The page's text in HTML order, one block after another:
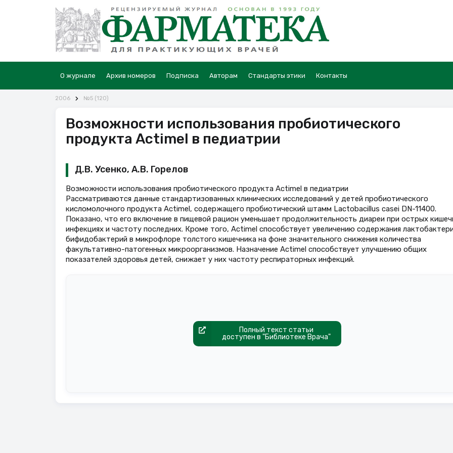
О журнале Архив номеров Подписка Авторам Стандарты этики Контакты
2006 №5 (120)
Возможности использования пробиотического
продукта Аctimel в педиатрии
Д.В. Усенко, А.В. Горелов
Возможности использования пробиотического продукта Actimel в педиатрии
Рассматриваются данные стандартизованных клинических исследований у детей пробиотического
кисломолочного продукта Actimel, содержащего пробиотический штамм Lactobacillus casei DN-11400.
Показано, что его включение в пищевой рацион уменьшает продолжительность диареи при острых
инфекциях и частоту последних. Кроме того, Actimel способствует увеличению содержания
бифидобактерий в микрофлоре толстого кишечника на фоне значительного снижения количества
факультативно-патогенных микроорганизмов. Назначение Actimel способствует улучшению общих
показателей здоровья детей, снижает у них частоту респираторных инфекций.
Полный текст статьи
доступен в "Библиотеке Врача"